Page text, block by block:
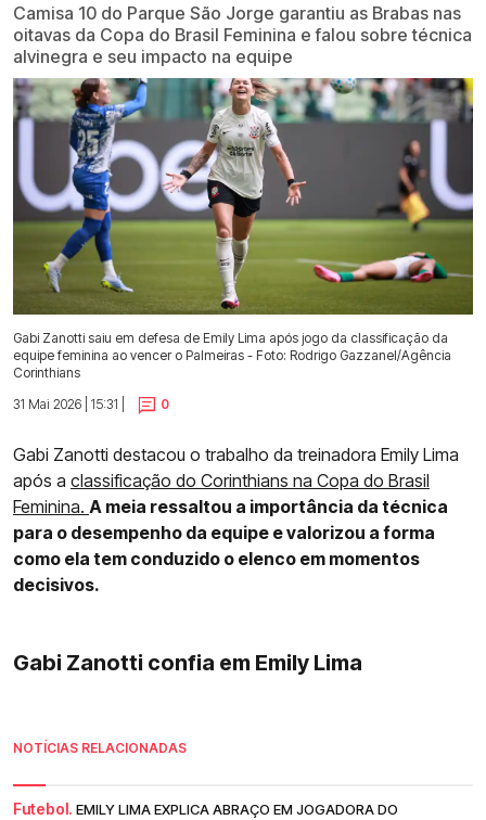
Camisa 10 do Parque São Jorge garantiu as Brabas nas
oitavas da Copa do Brasil Feminina e falou sobre técnica
alvinegra e seu impacto na equipe
Gabi Zanotti saiu em defesa de Emily Lima após jogo da classificação da
equipe feminina ao vencer o Palmeiras - Foto: Rodrigo Gazzanel/Agência
Corinthians
31 Mai 2026 | 15:31 |
0
Gabi Zanotti destacou o trabalho da treinadora Emily Lima
após a classificação do Corinthians na Copa do Brasil
Feminina. A meia ressaltou a importância da técnica
para o desempenho da equipe e valorizou a forma
como ela tem conduzido o elenco em momentos
decisivos.
Gabi Zanotti confia em Emily Lima
NOTÍCIAS RELACIONADAS
Futebol. EMILY LIMA EXPLICA ABRAÇO EM JOGADORA DO